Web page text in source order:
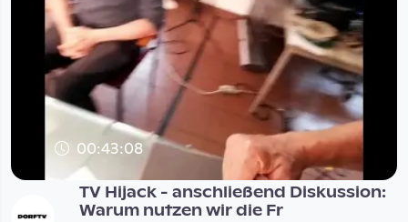
00:43:08
TV Hijack - anschließend Diskussion:
Warum nutzen wir die Fr